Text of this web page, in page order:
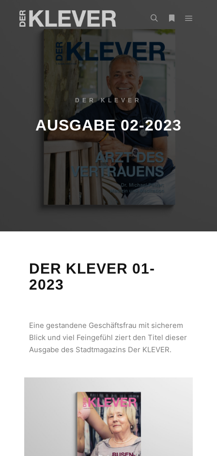
DER KLEVER
AUSGABE 02-2023
DER KLEVER 01-
2023
Eine gestandene Geschäftsfrau mit sicherem
Blick und viel Feingefühl ziert den Titel dieser
Ausgabe des Stadtmagazins Der KLEVER.